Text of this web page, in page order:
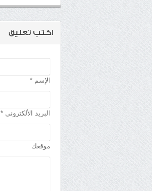
اكتب تعليق
الإسم *
البريد الألكترونى *
موقعك